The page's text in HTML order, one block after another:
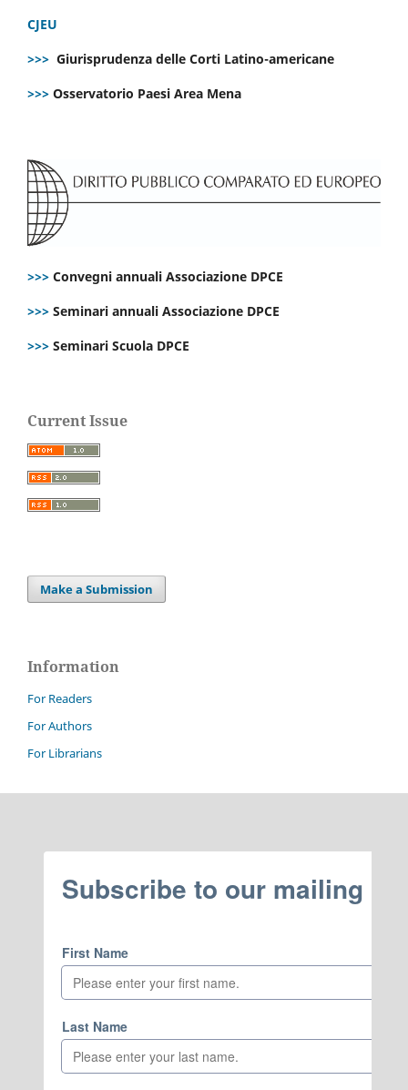
CJEU
>>> Giurisprudenza delle Corti Latino-americane
>>> Osservatorio Paesi Area Mena
>>> Convegni annuali Associazione DPCE
>>> Seminari annuali Associazione DPCE
>>> Seminari Scuola DPCE
Current Issue
Make a Submission
Information
For Readers
For Authors
For Librarians